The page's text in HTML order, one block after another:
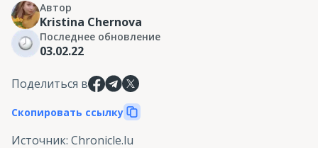
Автор
Kristina Chernova
Последнее обновление
03.02.22
Поделиться в
Скопировать ссылку
Источник: Chronicle.lu